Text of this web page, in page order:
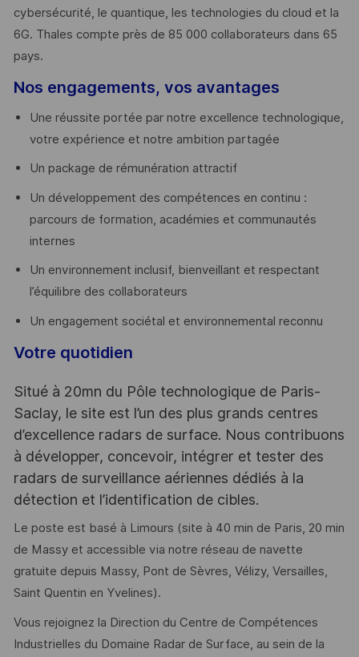
cybersécurité, le quantique, les technologies du cloud et la
6G. Thales compte près de 85 000 collaborateurs dans 65
pays. ​
Nos engagements, vos avantages
Une réussite portée par notre excellence technologique,
votre expérience et notre ambition partagée
Un package de rémunération attractif
Un développement des compétences en continu :
parcours de formation, académies et communautés
internes
Un environnement inclusif, bienveillant et respectant
l’équilibre des collaborateurs
Un engagement sociétal et environnemental reconnu
Votre quotidien
Situé à 20mn du Pôle technologique de Paris-
Saclay, le site est l’un des plus grands centres
d’excellence radars de surface. Nous contribuons
à développer, concevoir, intégrer et tester des
radars de surveillance aériennes dédiés à la
détection et l’identification de cibles.
Le poste est basé à Limours (site à 40 min de Paris, 20 min
de Massy et accessible via notre réseau de navette
gratuite depuis Massy, Pont de Sèvres, Vélizy, Versailles,
Saint Quentin en Yvelines).
Vous rejoignez la Direction du Centre de Compétences
Industrielles du Domaine Radar de Surface, au sein de la